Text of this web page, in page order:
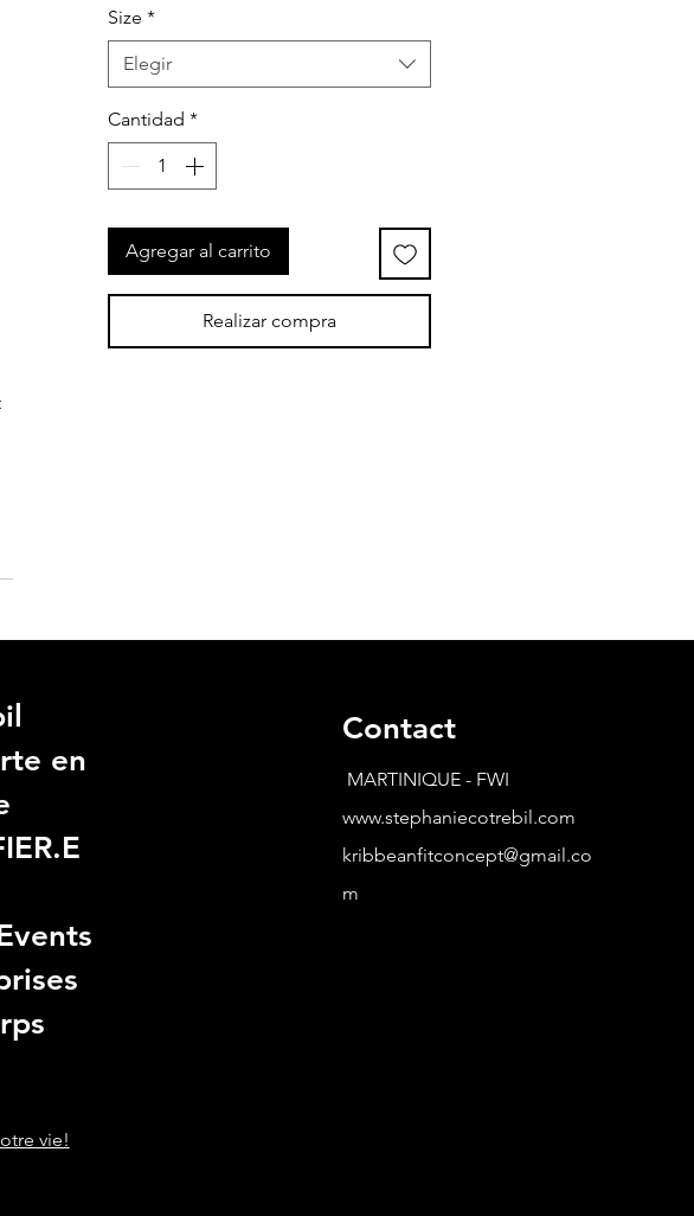
Size *
Elegir
Cantidad *
Agregar al carrito
Realizar compra
en
vie!
Contact
MARTINIQUE - FWI
www.stephaniecotrebil.com
kribbeanfitconcept@gmail.co
m